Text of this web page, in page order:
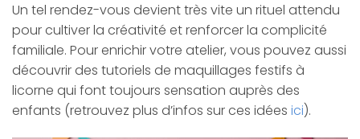
Un tel rendez-vous devient très vite un rituel attendu
pour cultiver la créativité et renforcer la complicité
familiale. Pour enrichir votre atelier, vous pouvez aussi
découvrir des tutoriels de maquillages festifs à
licorne qui font toujours sensation auprès des
enfants (retrouvez plus d’infos sur ces idées ici).